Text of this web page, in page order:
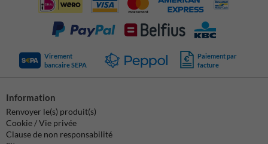
Virement
bancaire SEPA
Paiement par
facture
Information
Renvoyer le(s) produit(s)
Cookie / Vie privée
Clause de non responsabilité